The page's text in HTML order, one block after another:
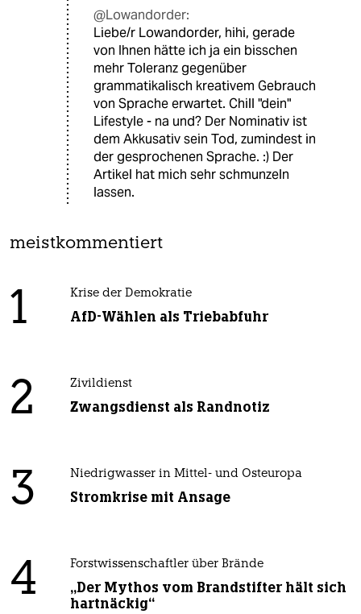
@Lowandorder:
Liebe/r Lowandorder, hihi, gerade
von Ihnen hätte ich ja ein bisschen
mehr Toleranz gegenüber
grammatikalisch kreativem Gebrauch
von Sprache erwartet. Chill "dein"
Lifestyle - na und? Der Nominativ ist
dem Akkusativ sein Tod, zumindest in
der gesprochenen Sprache. :) Der
Artikel hat mich sehr schmunzeln
lassen.
meistkommentiert
1 Krise der Demokratie
AfD-Wählen als Triebabfuhr
2 Zivildienst
Zwangsdienst als Randnotiz
3 Niedrigwasser in Mittel- und Osteuropa
Stromkrise mit Ansage
4 Forstwissenschaftler über Brände
„Der Mythos vom Brandstifter hält sich
hartnäckig“